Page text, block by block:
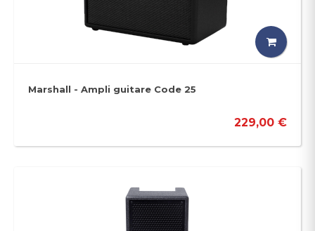
Marshall - Ampli guitare Code 25
229,00 €